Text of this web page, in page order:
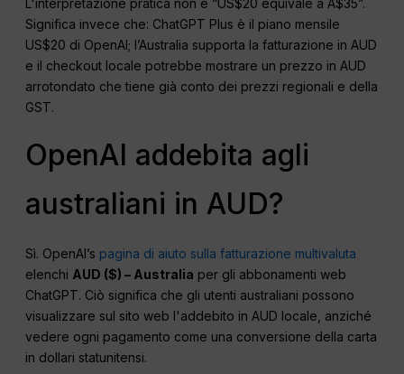
L'interpretazione pratica non è “US$20 equivale a A$35”.
Significa invece che: ChatGPT Plus è il piano mensile
US$20 di OpenAI; l’Australia supporta la fatturazione in AUD
e il checkout locale potrebbe mostrare un prezzo in AUD
arrotondato che tiene già conto dei prezzi regionali e della
GST.
OpenAI addebita agli
australiani in AUD?
Sì. OpenAI’s pagina di aiuto sulla fatturazione multivaluta
elenchi AUD ($) – Australia per gli abbonamenti web
ChatGPT. Ciò significa che gli utenti australiani possono
visualizzare sul sito web l'addebito in AUD locale, anziché
vedere ogni pagamento come una conversione della carta
in dollari statunitensi.